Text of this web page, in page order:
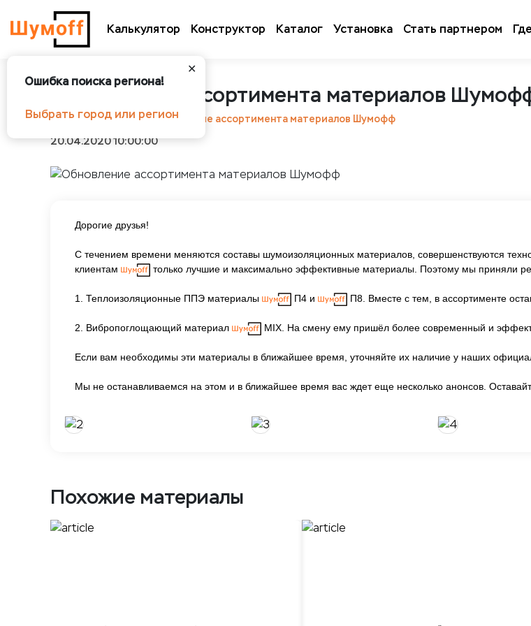
Калькулятор Конструктор Каталог Установка Стать партнером
✕
Ошибка поиска региона!
Выбрать город или регион
Обновление ассортимента материалов
Шумоff Новости
Обновление ассортимента материалов Шумофф
20.04.2020 10:00:00
Дорогие друзья!
С течением времени меняются составы шумоизоляционных материалов, совершенствуются
клиентам
только лучшие и максимально эффективные материалы. Поэтому мы приняли
1. Теплоизоляционные ППЭ материалы П4 и П8. Вместе с тем, в ассортименте
2. Вибропоглощающий материал MIX. На смену ему пришёл более современный и
Если вам необходимы эти материалы в ближайшее время, уточняйте их наличие у наших
Мы не останавливаемся на этом и в ближайшее время вас ждет еще несколько анонсов.
Похожие материалы